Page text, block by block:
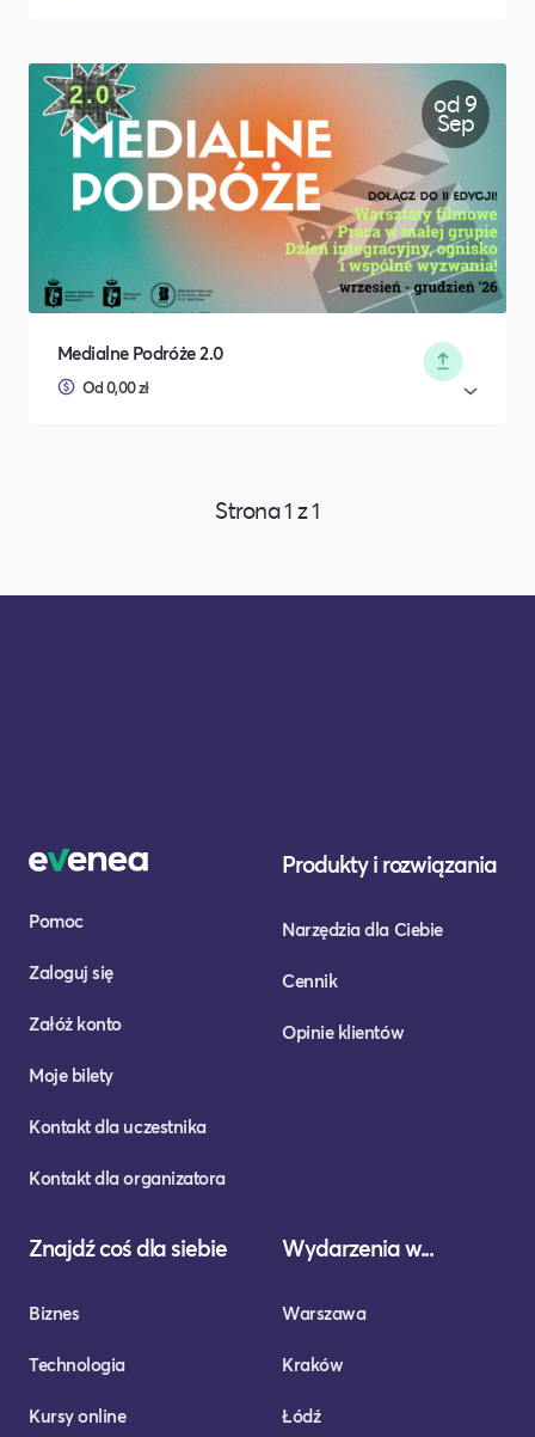
od 9
Sep
Medialne Podróże 2.0
Od 0,00 zł
Strona1 z1
Pomoc
Zaloguj się
Załóż konto
Moje bilety
Kontakt dla uczestnika
Kontakt dla organizatora
Produkty i rozwiązania
Narzędzia dla Ciebie
Cennik
Opinie klientów
Znajdź coś dla siebie
Biznes
Technologia
Kursy online
Wydarzenia w...
Warszawa
Kraków
Łódź